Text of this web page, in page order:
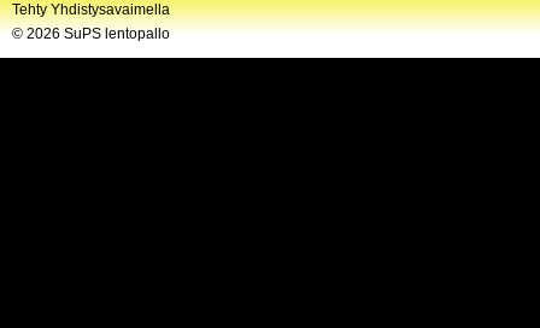
Tehty Yhdistysavaimella
©2026 SuPS lentopallo